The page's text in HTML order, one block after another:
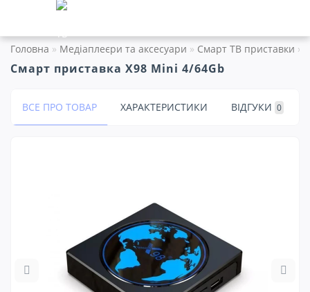
Головна Медіаплеєри та аксесуари Смарт ТВ приставки
Смарт приставка X98 Mini 4/64Gb
ВСЕ ПРО ТОВАР ХАРАКТЕРИСТИКИ ВІДГУКИ 0